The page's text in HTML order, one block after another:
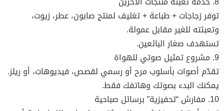
توفر زجاجات + طباعة + تغليف لمنتج صابون، عطر، زيوت،
وتعبئته للغير مقابل عمولة.
تستهدف صغار البائعين.
9. مشروع تمثيل صوتي للهواة
تقدّم أصوات بأسلوب مرح أو رسمي لقصص، فيديوهات، أو ريلز.
يمكنك البدء بصوتك وهاتفك فقط.
10. مفارش “تحفيزية” برسائل صباحية